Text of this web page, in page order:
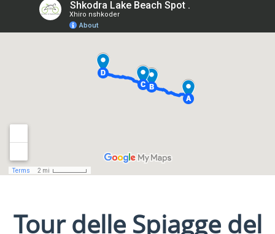
Tour delle Spiagge del